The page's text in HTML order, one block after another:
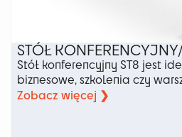
STÓŁ
Stół konferencyjny ST8 jest
biznesowe, szkolenia czy
Zobacz więcej ❯